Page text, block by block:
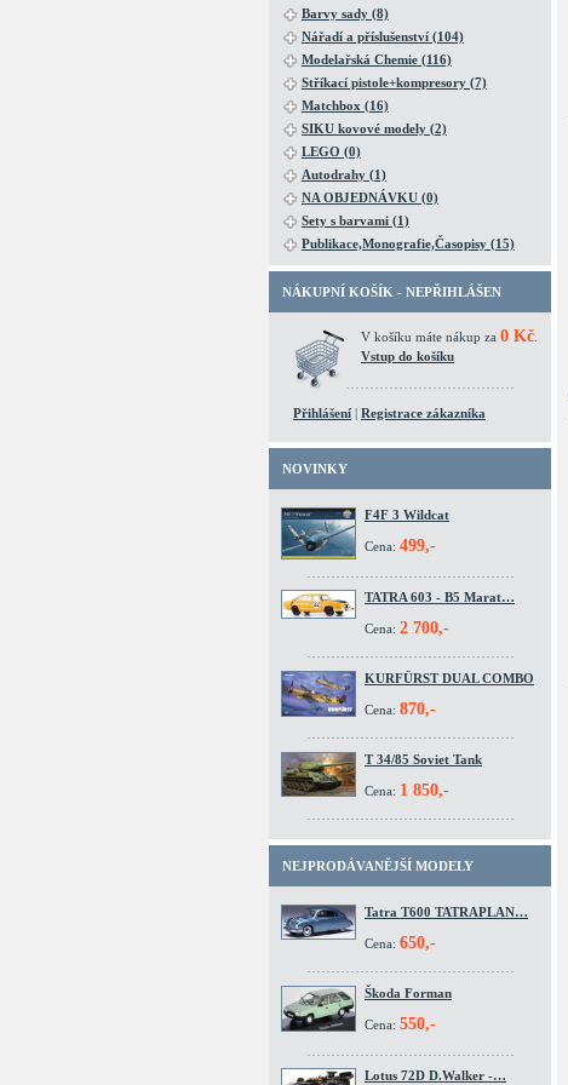
Barvy sady (8)
Nářadí a příslušenství (104)
Modelařská Chemie (116)
Stříkací pistole+kompresory (7)
Matchbox (16)
SIKU kovové modely (2)
LEGO (0)
Autodrahy (1)
NA OBJEDNÁVKU (0)
Sety s barvami (1)
Publikace,Monografie,Časopisy (15)
NÁKUPNÍ KOŠÍK - NEPŘIHLÁŠEN
V košíku máte nákup za 0 Kč
Vstup do košíku
Přihlášení | Registrace zákazníka
NOVINKY
F4F 3 Wildcat
Cena: 499,-
TATRA 603 - B5 Marat…
Cena: 2 700,-
KURFÜRST DUAL COMBO
Cena: 870,-
T 34/85 Soviet Tank
Cena: 1 850,-
NEJPRODÁVANĚJŠÍ MODELY
Tatra T600 TATRAPLAN…
Cena: 650,-
Škoda Forman
Cena: 550,-
Lotus 72D D.Walker -…